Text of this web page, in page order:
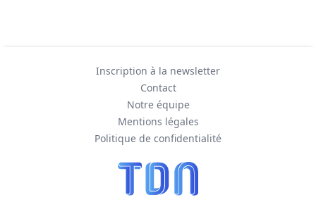
Inscription à la newsletter
Contact
Notre équipe
Mentions légales
Politique de confidentialité